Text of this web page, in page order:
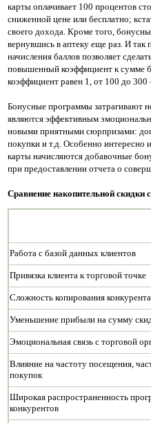
карты оплачивает 100 процентов
сниженной цене или бесплатно;
своего дохода. Кроме того,
вернувшись в аптеку еще раз. И так
начисления баллов позволяет
повышенный коэффициент к сумме
коэффициент равен 1, от 100 до
Бонусные программы затрагивают
являются эффективным
новыми приятными сюрпризами:
покупки и т.д. Особенно интересно
карты начисляются добавочные
при предоставлении отчета о
Сравнение накопительной скидки
Работа с базой данных клиентов
Привязка клиента к торговой точке
Сложность копирования
Уменьшение прибыли на сумму
Эмоциональная связь с торговой
Влияние на частоту посещения,
покупок
Широкая распространенность
конкурентов